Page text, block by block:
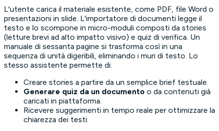
L'utente carica il materiale esistente, come PDF, file Word o
presentazioni in slide. L'importatore di documenti legge il
testo e lo scompone in micro-moduli composti da stories
(letture brevi ad alto impatto visivo) e quiz di verifica. Un
manuale di sessanta pagine si trasforma così in una
sequenza di unità digeribili, eliminando i muri di testo. Lo
stesso assistente permette di:
Creare stories a partire da un semplice brief testuale.
Generare quiz da un documento o da contenuti già
caricati in piattaforma.
Ricevere suggerimenti in tempo reale per ottimizzare la
chiarezza dei testi.